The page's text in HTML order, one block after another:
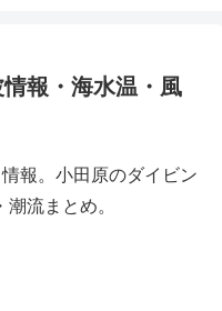
報・海水温・風
報。小田原のダイビン
流まとめ。